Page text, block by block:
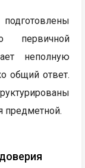
первичной
неполную
общий ответ.
предметной.